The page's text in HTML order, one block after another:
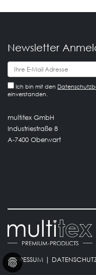
Newsletter
Ich bin mit den
einverstanden.
multitex GmbH
Industriestraße 8
A-7400 Oberwart
IMPRESSUM |